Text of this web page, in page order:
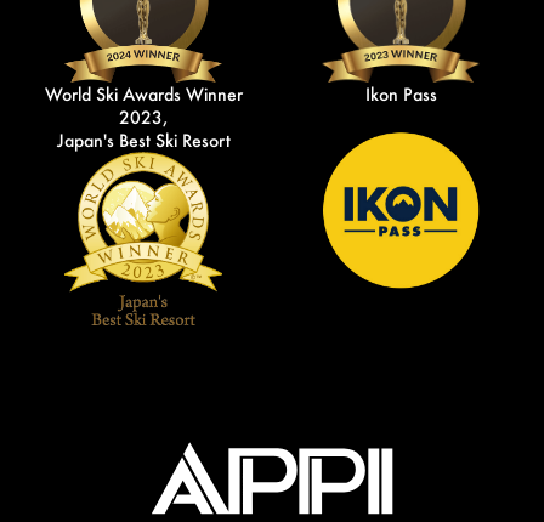
World Ski Awards Winner
2023,
Japan's Best Ski Resort
Ikon Pass